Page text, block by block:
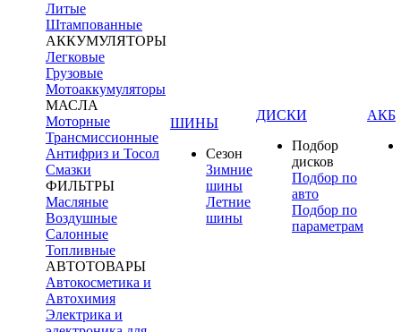
Литые
Штампованные
АККУМУЛЯТОРЫ
Легковые
Грузовые
Мотоаккумуляторы
МАСЛА
Моторные
Трансмиссионные
Антифриз и Тосол
Смазки
ФИЛЬТРЫ
Масляные
Воздушные
Салонные
Топливные
АВТОТОВАРЫ
Автокосметика и
Автохимия
Электрика и
ШИНЫ
Сезон
Зимние
шины
Летние
шины
ДИСКИ
Подбор
дисков
Подбор по
авто
Подбор по
параметрам
АКБ